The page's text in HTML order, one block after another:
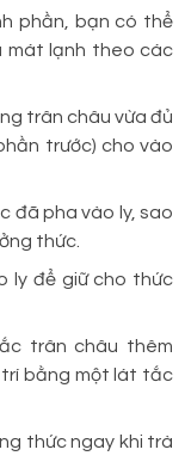
phần, bạn có thể
mát lạnh theo các
trân châu vừa đủ
trước) cho vào
đã pha vào ly, sao
thức.
ly để giữ cho thức
trân châu thêm
bằng một lát tắc
thức ngay khi trà